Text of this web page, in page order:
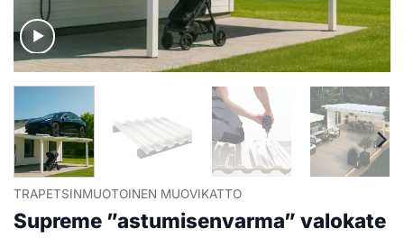
TRAPETSINMUOTOINEN MUOVIKATTO
Supreme ”astumisenvarma” valokate